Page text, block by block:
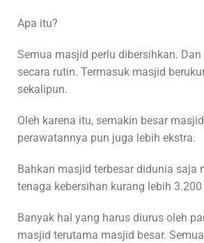
Apa itu?
Semua masjid perlu dibersihkan.
secara rutin. Termasuk masjid
sekalipun.
Oleh karena itu, semakin besar
perawatannya pun juga lebih ekstra.
Bahkan masjid terbesar didunia saja
tenaga kebersihan kurang lebih
Banyak hal yang harus diurus oleh
masjid terutama masjid besar.